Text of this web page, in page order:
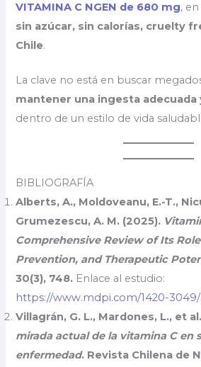
VITAMINA C NGEN de 680 mg, en
sin azúcar, sin calorías, cruelty
Chile.
La clave no está en buscar
mantener una ingesta
dentro de un estilo de vida
BIBLIOGRAFÍA
Alberts, A., Moldoveanu, E.-T.,
Grumezescu, A. M. (2025).
Comprehensive Review of Its
Prevention, and Therapeutic
30(3), 748. Enlace al estudio:
https://www.mdpi.com/1420-
Villagrán, G. L., Mardones, L., et
mirada actual de la vitamina C en
enfermedad. Revista Chilena de